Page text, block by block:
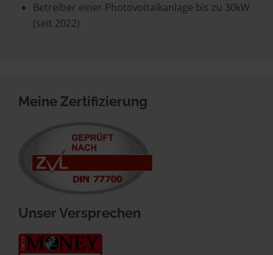
Betreiber einer Photovoltaikanlage bis zu 30kW
(seit 2022)
Meine Zertifizierung
Unser Versprechen